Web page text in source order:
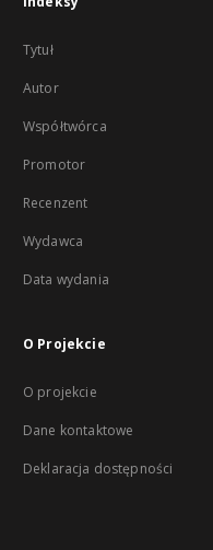
Tytuł
Autor
Współtwórca
Promotor
Recenzent
Wydawca
Data wydania
O Projekcie
O projekcie
Dane kontaktowe
Deklaracja dostępności